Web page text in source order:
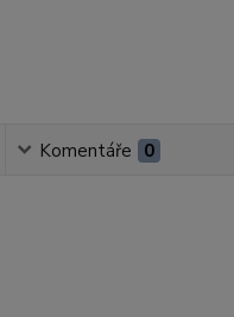
Komentáře 0